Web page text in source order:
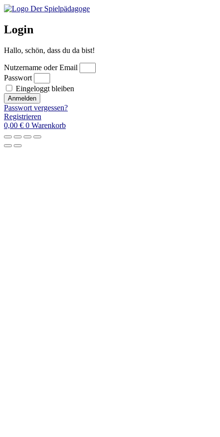
Login
Hallo, schön, dass du da bist!
Nutzername oder Email
Passwort
Eingeloggt bleiben
Anmelden
Passwort vergessen?
Registrieren
0,00 € 0 Warenkorb